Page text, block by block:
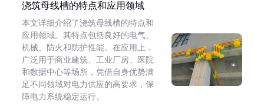
浇筑母线槽的特点和应用领域
本文详细介绍了浇筑母线槽的特点和
应用领域。其特点包括良好的电气、
机械、防火和防护性能。在应用上，
广泛用于商业建筑、工业厂房、医院
和数据中心等场所，凭借自身优势满
足不同领域对电力供应的高要求，保
障电力系统稳定运行。